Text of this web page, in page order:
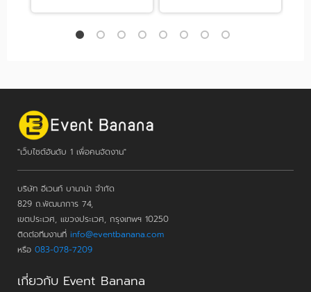
"เว็บไซต์อันดับ 1 เพื่อคนจัดงาน"
บริษัท อีเวนท์ บานาน่า จำกัด
829 ถ.พัฒนาการ 74,
เขตประเวศ, แขวงประเวศ, กรุงเทพฯ 10250
ติดต่อทีมงานที่ info@eventbanana.com
หรือ 083-078-7209
เกี่ยวกับ Event Banana